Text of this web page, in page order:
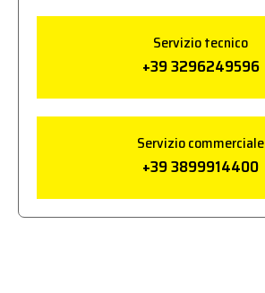
Servizio tecnico
+39 3296249596
Servizio commerciale
+39 3899914400